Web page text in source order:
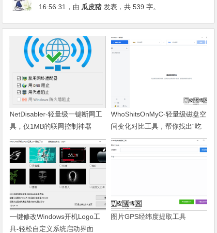
16:56:31 ，由 瓜皮猪 发表，共 539 字。
NetDisabler-轻量级一键断网工
具，仅1MB的联网控制神器
WhoShitsOnMyC-轻量级磁盘空
间变化对比工具，帮你找出“吃
掉”空间的罪魁祸首
一键修改Windows开机Logo工
具-轻松自定义系统启动界面
图片GPS经纬度提取工具